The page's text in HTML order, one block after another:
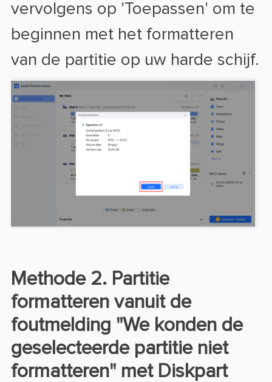
vervolgens op 'Toepassen' om te
beginnen met het formatteren
van de partitie op uw harde schijf.
Methode 2. Partitie
formatteren vanuit de
foutmelding "We konden de
geselecteerde partitie niet
formatteren" met Diskpart